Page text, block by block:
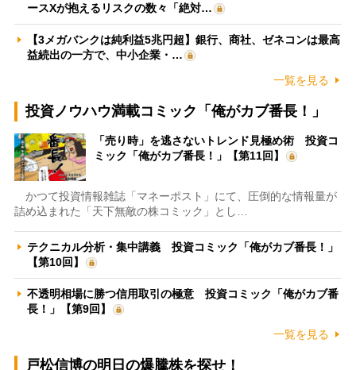
ースXが抱えるリスクの数々「絶対…
【3メガバンクは純利益5兆円超】銀行、商社、ゼネコンは最高
益続出の一方で、中小企業・…
一覧を見る
投資ノウハウ満載コミック「俺がカブ番長！」
「売り時」を逃さないトレンド見極め術 投資コ
ミック「俺がカブ番長！」【第11回】
かつて投資情報雑誌「マネーポスト」にて、圧倒的な情報量が
詰め込まれた「天下無敵の株コミック」とし…
テクニカル分析・集中講義 投資コミック「俺がカブ番長！」
【第10回】
不透明相場に勝つ信用取引の極意 投資コミック「俺がカブ番
長！」【第9回】
一覧を見る
戸松信博の明日の爆騰株を探せ！